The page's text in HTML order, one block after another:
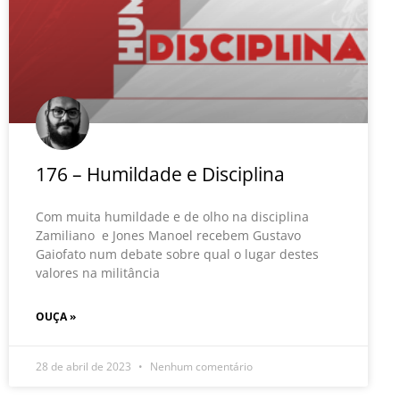
176 – Humildade e Disciplina
Com muita humildade e de olho na disciplina
Zamiliano e Jones Manoel recebem Gustavo
Gaiofato num debate sobre qual o lugar destes
valores na militância
OUÇA »
28 de abril de 2023 Nenhum comentário